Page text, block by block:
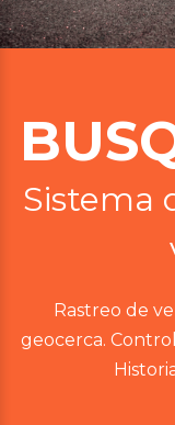
Sistema
Rastreo de
geocerca.